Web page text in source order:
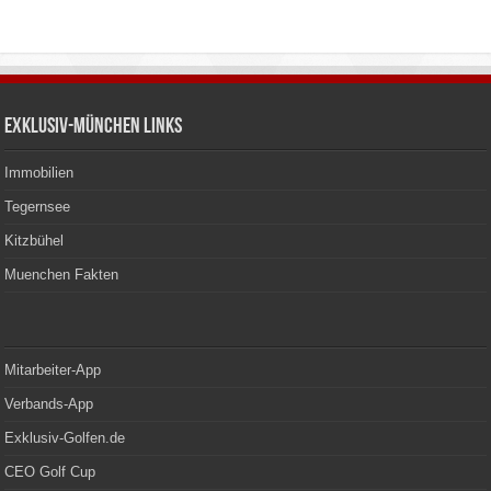
Exklusiv-München Links
Immobilien
Tegernsee
Kitzbühel
Muenchen Fakten
Mitarbeiter-App
Verbands-App
Exklusiv-Golfen.de
CEO Golf Cup